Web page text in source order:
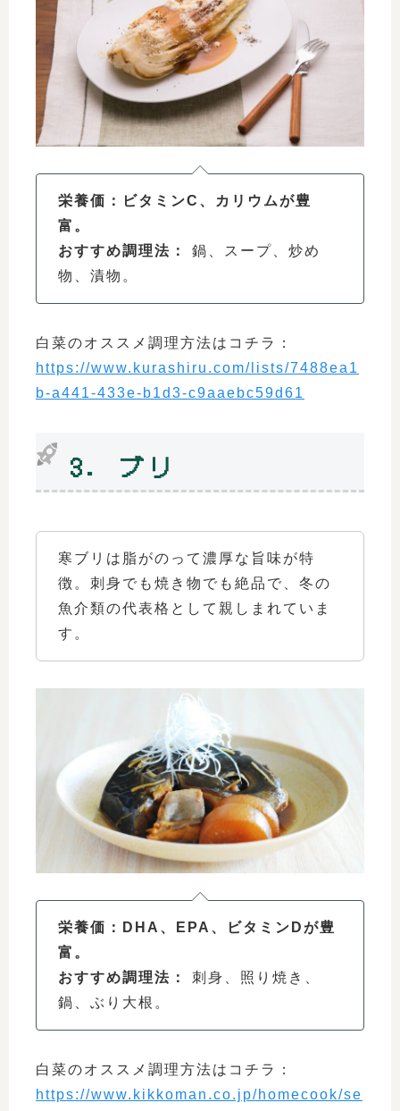
栄養価：ビタミンC、カリウムが豊
富。
おすすめ調理法：
鍋、スープ、炒め
物、漬物。
白菜のオススメ調理方法はコチラ：
https://www.kurashiru.com/lists/7488ea1
b-a441-433e-b1d3-c9aaebc59d61
3. ブリ
寒ブリは脂がのって濃厚な旨味が特
徴。刺身でも焼き物でも絶品で、冬の
魚介類の代表格として親しまれていま
す。
栄養価：DHA、EPA、ビタミンDが豊
富。
おすすめ調理法：
刺身、照り焼き、
鍋、ぶり大根。
白菜のオススメ調理方法はコチラ：
https://www.kikkoman.co.jp/homecook/se